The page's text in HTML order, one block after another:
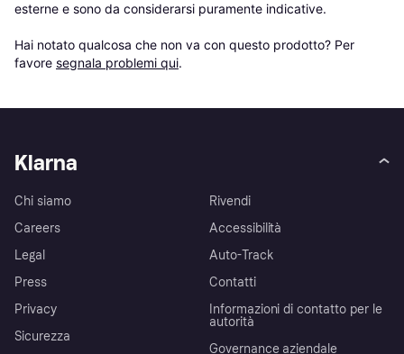
esterne e sono da considerarsi puramente indicative.
Hai notato qualcosa che non va con questo prodotto? Per
favore segnala problemi qui.
Klarna
Chi siamo
Careers
Legal
Press
Privacy
Sicurezza
Rivendi
Accessibilità
Auto-Track
Contatti
Informazioni di contatto per le
autorità
Governance aziendale